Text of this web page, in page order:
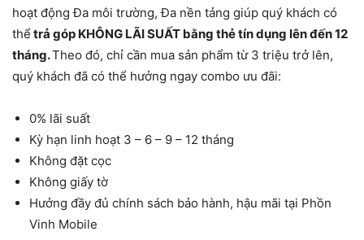
hoạt động Đa môi trường, Đa nền tảng giúp quý khách có
thểtrả góp KHÔNG LÃI SUẤT bằng thẻ tín dụng lên đến 12
tháng.Theo đó, chỉ cần mua sản phẩm từ 3 triệu trở lên,
quý khách đã có thể hưởng ngay combo ưu đãi:
0% lãi suất
Kỳ hạn linh hoạt 3 – 6 – 9 – 12 tháng
Không đặt cọc
Không giấy tờ
Hưởng đầy đủ chính sách bảo hành, hậu mãi tại Phồn
Vinh Mobile